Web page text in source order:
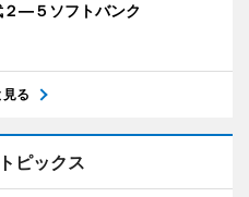
２―５ソフトバンク
見る
ピックス